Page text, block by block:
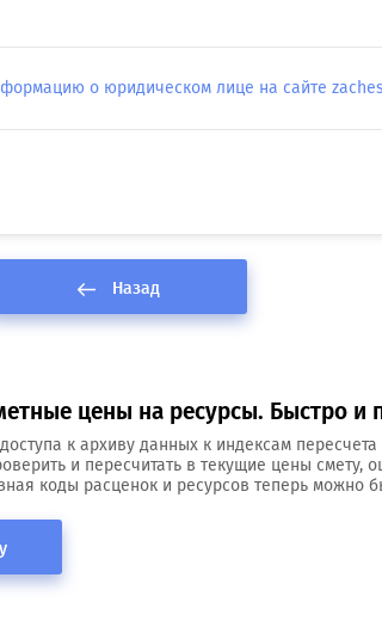
о юридическом лице на сайте
Назад
цены на ресурсы. Быстро и
к архиву данных к индексам
и пересчитать в текущие цены смету,
коды расценок и ресурсов теперь можно